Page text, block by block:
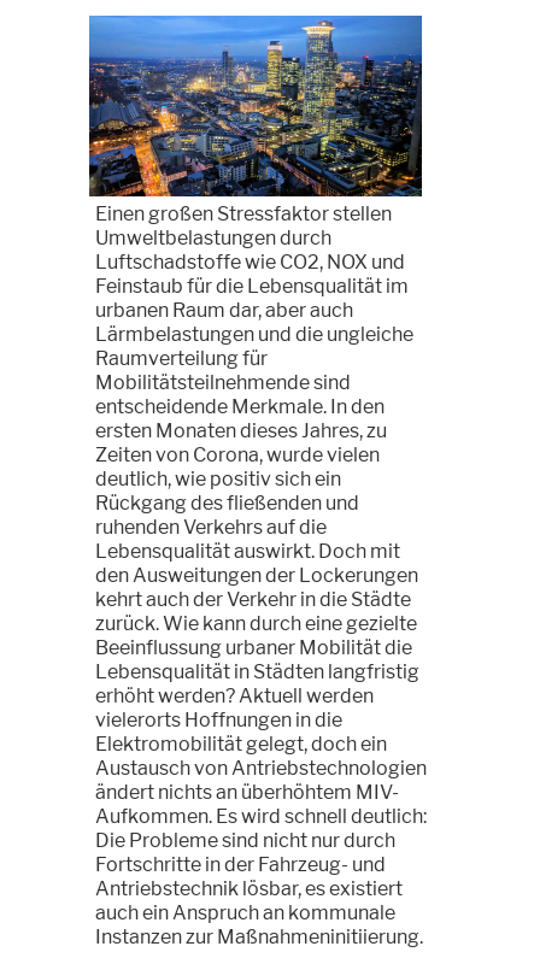
Einen großen Stressfaktor stellen
Umweltbelastungen durch
Luftschadstoffe wie CO2, NOX und
Feinstaub für die Lebensqualität im
urbanen Raum dar, aber auch
Lärmbelastungen und die ungleiche
Raumverteilung für
Mobilitätsteilnehmende sind
entscheidende Merkmale. In den
ersten Monaten dieses Jahres, zu
Zeiten von Corona, wurde vielen
deutlich, wie positiv sich ein
Rückgang des fließenden und
ruhenden Verkehrs auf die
Lebensqualität auswirkt. Doch mit
den Ausweitungen der Lockerungen
kehrt auch der Verkehr in die Städte
zurück. Wie kann durch eine gezielte
Beeinflussung urbaner Mobilität die
Lebensqualität in Städten langfristig
erhöht werden? Aktuell werden
vielerorts Hoffnungen in die
Elektromobilität gelegt, doch ein
Austausch von Antriebstechnologien
ändert nichts an überhöhtem MIV-
Aufkommen. Es wird schnell deutlich:
Die Probleme sind nicht nur durch
Fortschritte in der Fahrzeug- und
Antriebstechnik lösbar, es existiert
auch ein Anspruch an kommunale
Instanzen zur Maßnahmeninitiierung.